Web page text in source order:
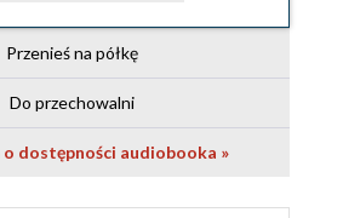
Przenieś na półkę
Do przechowalni
dostępności audiobooka »